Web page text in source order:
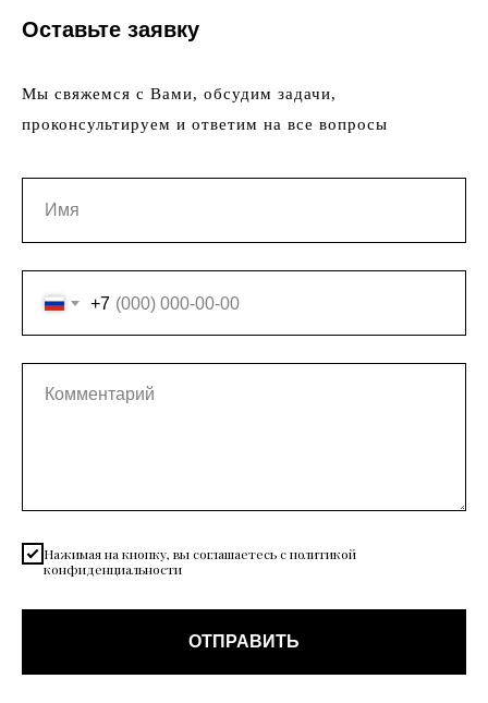
Оставьте заявку
Мы свяжемся с Вами, обсудим задачи,
проконсультируем и ответим на все вопросы
+7
Нажимая на кнопку, вы соглашаетесь с политикой
конфиденциальности
ОТПРАВИТЬ